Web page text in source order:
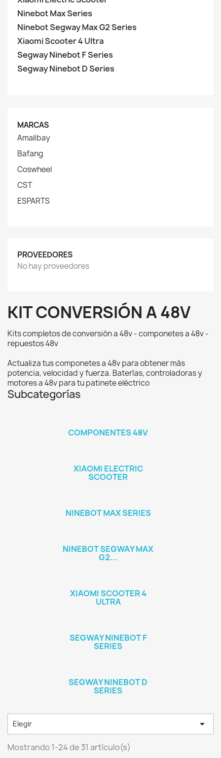
Ninebot Max Series
Ninebot Segway Max G2 Series
Xiaomi Scooter 4 Ultra
Segway Ninebot F Series
Segway Ninebot D Series
MARCAS
Amalibay
Bafang
Coswheel
CST
ESPARTS
PROVEEDORES
No hay proveedores
KIT CONVERSIÓN A 48V
Kits completos de conversión a 48v - componetes a 48v -
repuestos 48v
Actualiza tus componetes a 48v para obtener más
potencia, velocidad y fuerza. Baterías, controladoras y
motores a 48v para tu patinete eléctrico
Subcategorías
COMPONENTES 48V
XIAOMI ELECTRIC
SCOOTER
NINEBOT MAX SERIES
NINEBOT SEGWAY MAX
G2...
XIAOMI SCOOTER 4
ULTRA
SEGWAY NINEBOT F
SERIES
SEGWAY NINEBOT D
SERIES
Elegir 
Mostrando 1-24 de 31 artículo(s)